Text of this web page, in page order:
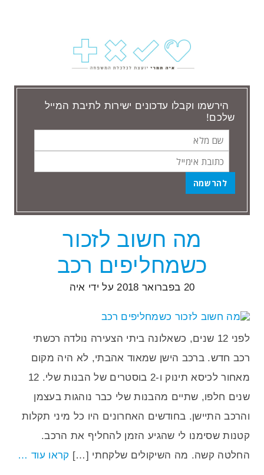
הירשמו וקבלו עדכונים ישירות לתיבת המייל
שלכם!
מלא
הודעות שתייגו ‘ליסינג תפעולי’
מה חשוב לזכור
כשמחליפים רכב
20 בפברואר 2018 על ידי איה
לפני 12 שנים, כשאלונה ביתי הצעירה נולדה רכשתי
רכב חדש. ברכב הישן שמאוד אהבתי, לא היה מקום
מאחור לכיסא תינוק ו-2 בוסטרים של הבנות שלי. 12
שנים חלפו, שתיים מהבנות שלי כבר נוהגות בעצמן
והרכב התיישן. בחודשים האחרונים היו כל מיני תקלות
קטנות שסימנו לי שהגיע הזמן להחליף את הרכב.
החלטה קשה. מה השיקולים שלקחתי […] קראו עוד …